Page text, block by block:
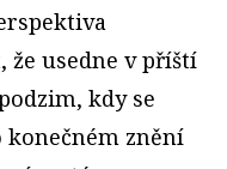
že usedne v příští
kdy se
konečném znění